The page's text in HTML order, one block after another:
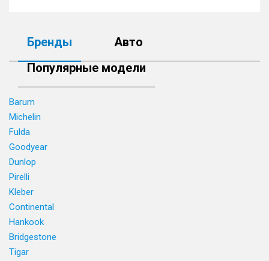
Бренды
Авто
Популярные модели
Barum
Michelin
Fulda
Goodyear
Dunlop
Pirelli
Kleber
Continental
Hankook
Bridgestone
Tigar